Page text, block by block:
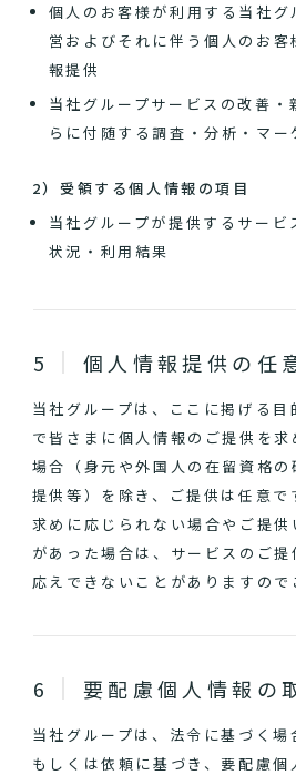
個人のお客様が利用する当社グ
営およびそれに伴う個人のお
報提供
当社グループサービスの改善・
らに付随する調査・分析・マー
2）受領する個人情報の項目
当社グループが提供するサービ
状況・利用結果
個人情報提供の任
当社グループは、ここに掲げる
で皆さまに個人情報のご提供を求
場合（身元や外国人の在留資格
提供等）を除き、ご提供は任意で
求めに応じられない場合やご提
があった場合は、サービスのご
応えできないことがありますので
要配慮個人情報の
当社グループは、法令に基づく
もしくは依頼に基づき、要配慮個